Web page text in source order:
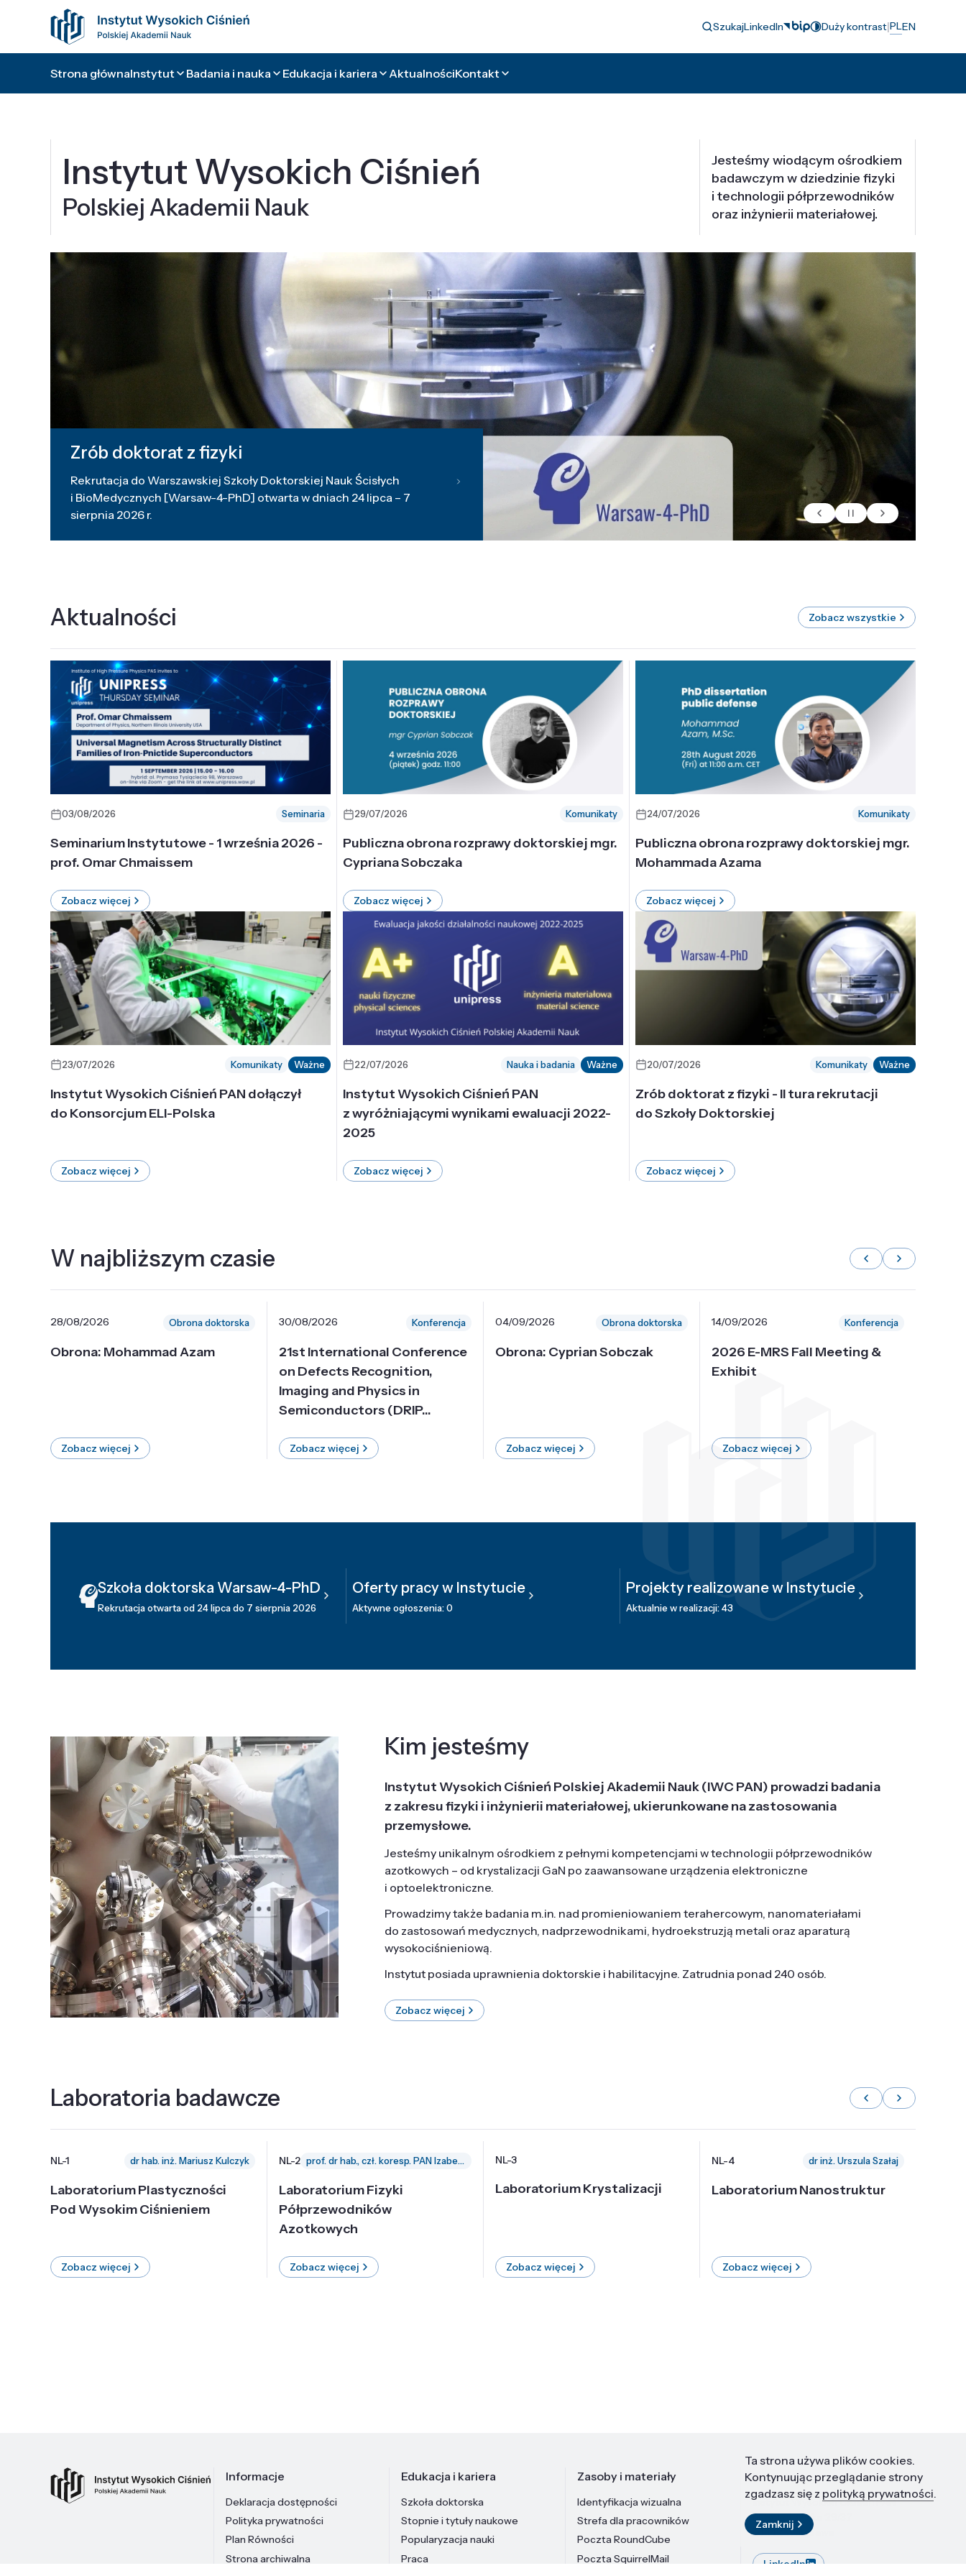
SzukajLinkedIn Duży kontrast|PLEN
Strona głównaInstytut Badania i nauka Edukacja i kariera AktualnościKontakt
Instytut Wysokich Ciśnień
Polskiej Akademii Nauk
Jesteśmy wiodącym ośrodkiem
badawczym w dziedzinie fizyki
i technologii półprzewodników
oraz inżynierii materiałowej.
Zrób doktorat z fizyki
Rekrutacja do Warszawskiej Szkoły Doktorskiej Nauk Ścisłych
i BioMedycznych [Warsaw-4-PhD] otwarta w dniach 24 lipca – 7
sierpnia 2026 r.
Aktualności Zobacz wszystkie
03/08/2026 Seminaria
Seminarium Instytutowe - 1 września 2026 -
prof. Omar Chmaissem
Zobacz więcej
29/07/2026 Komunikaty
Publiczna obrona rozprawy doktorskiej mgr.
Cypriana Sobczaka
Zobacz więcej
24/07/2026 Komunikaty
Publiczna obrona rozprawy doktorskiej mgr.
Mohammada Azama
Zobacz więcej
23/07/2026 Komunikaty Ważne
Instytut Wysokich Ciśnień PAN dołączył
do Konsorcjum ELI-Polska
Zobacz więcej
22/07/2026 Nauka i badania Ważne
Instytut Wysokich Ciśnień PAN
z wyróżniającymi wynikami ewaluacji 2022-
2025
Zobacz więcej
20/07/2026 Komunikaty Ważne
Zrób doktorat z fizyki - II tura rekrutacji
do Szkoły Doktorskiej
Zobacz więcej
W najbliższym czasie
28/08/2026 Obrona doktorska
Obrona: Mohammad Azam
Zobacz więcej
30/08/2026 Konferencja
21st International Conference
on Defects Recognition,
Imaging and Physics in
Semiconductors (DRIP...
Zobacz więcej
04/09/2026 Obrona doktorska
Obrona: Cyprian Sobczak
Zobacz więcej
14/09/2026 Konferencja
2026 E-MRS Fall Meeting &
Exhibit
Zobacz więcej
Szkoła doktorska Warsaw-4-PhD
Rekrutacja otwarta od 24 lipca do 7 sierpnia 2026
Oferty pracy w Instytucie
Aktywne ogłoszenia: 0
Projekty realizowane w Instytucie
Aktualnie w realizacji: 43
Kim jesteśmy
Instytut Wysokich Ciśnień Polskiej Akademii Nauk (IWC PAN) prowadzi badania
z zakresu fizyki i inżynierii materiałowej, ukierunkowane na zastosowania
przemysłowe.
Jesteśmy unikalnym ośrodkiem z pełnymi kompetencjami w technologii półprzewodników
azotkowych – od krystalizacji GaN po zaawansowane urządzenia elektroniczne
i optoelektroniczne.
Prowadzimy także badania m.in. nad promieniowaniem terahercowym, nanomateriałami
do zastosowań medycznych, nadprzewodnikami, hydroekstruzją metali oraz aparaturą
wysokociśnieniową.
Instytut posiada uprawnienia doktorskie i habilitacyjne. Zatrudnia ponad 240 osób.
Zobacz więcej
Laboratoria badawcze
NL-1 dr hab. inż. Mariusz Kulczyk
Laboratorium Plastyczności
Pod Wysokim Ciśnieniem
Zobacz więcej
NL-2 prof. dr hab., czł. koresp. PAN Izabella Grzegory
Laboratorium Fizyki
Półprzewodników
Azotkowych
Zobacz więcej
NL-3
Laboratorium Krystalizacji
Zobacz więcej
NL-4 dr inż. Urszula Szałaj
Laboratorium Nanostruktur
Zobacz więcej
Informacje
Deklaracja dostępności
Polityka prywatności
Plan Równości
Strona archiwalna
Edukacja i kariera
Szkoła doktorska
Stopnie i tytuły naukowe
Popularyzacja nauki
Praca
Zasoby i materiały
Identyfikacja wizualna
Strefa dla pracowników
Poczta RoundCube
Poczta SquirrelMail
Kontakt
Instytut Wysokich Ciśnień PAN
ul. Sokołowska 29/37
01-142 Warszawa
LinkedIn
Ta strona używa plików cookies.
Kontynuując przeglądanie strony
zgadzasz się z polityką prywatności.
Zamknij